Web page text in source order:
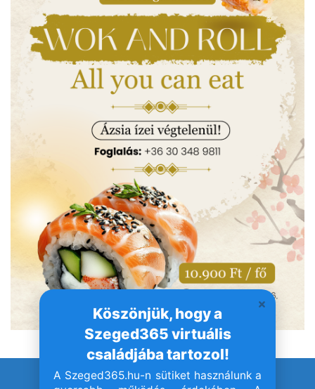
Köszönjük, hogy a
Szeged365 virtuális
családjába tartozol!
A Szeged365.hu-n sütiket használunk a
© Szeged365.hu I Minden jog fenntartva!